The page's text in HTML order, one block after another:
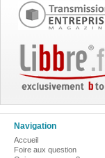
Navigation
Accueil
Foire aux question